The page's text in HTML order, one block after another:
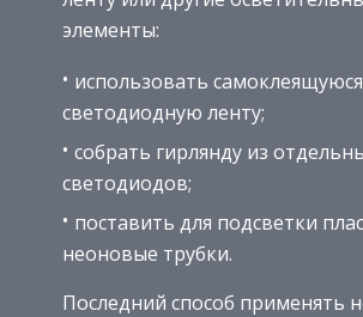
элементы:
использовать самоклеящуюся
светодиодную ленту;
собрать гирлянду из
светодиодов;
поставить для подсветки
неоновые трубки.
Последний способ применять